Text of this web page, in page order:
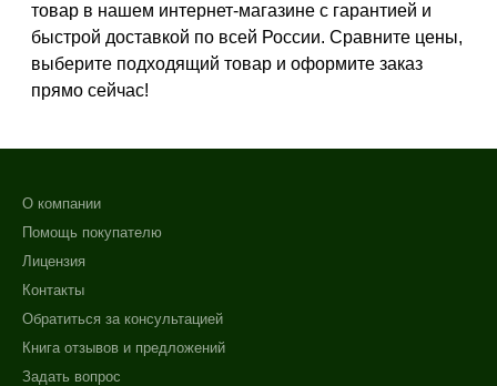
Пол
Для женщин
товар в нашем интернет-магазине с гарантией и
быстрой доставкой по всей России. Сравните цены,
выберите подходящий товар и оформите заказ
прямо сейчас!
О компании
Помощь покупателю
Лицензия
Контакты
Обратиться за консультацией
Книга отзывов и предложений
Задать вопрос